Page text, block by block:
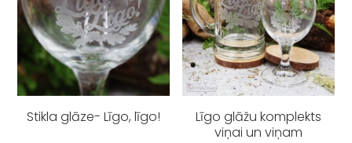
Stikla glāze- Līgo, līgo!
Līgo glāžu komplekts
viņai un viņam